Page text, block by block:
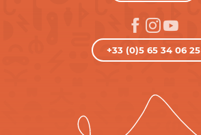
+33 (0)5 65 34 06 25